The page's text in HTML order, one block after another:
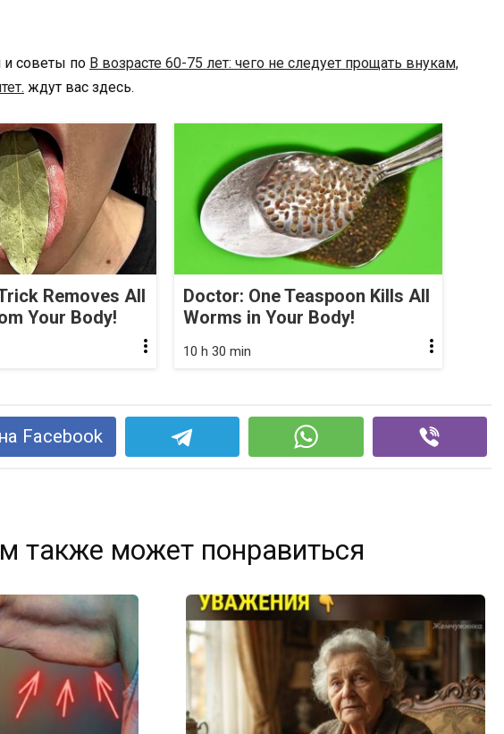
советы по В возрасте 60-75 лет: чего не следует прощать внукам,
ждут вас здесь.
Removes All
Your Body!
Doctor: One Teaspoon Kills All
Worms in Your Body!
10 h 30 min
Facebook
также может понравиться